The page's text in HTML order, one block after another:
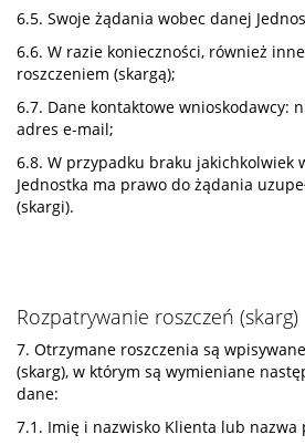
6.5. Swoje żądania wobec danej
6.6. W razie konieczności, również
roszczeniem (skargą);
6.7. Dane kontaktowe wnioskodawcy:
adres e-mail;
6.8. W przypadku braku jakichkolwiek
Jednostka ma prawo do żądania
(skargi).
Rozpatrywanie roszczeń (skarg)
7. Otrzymane roszczenia są
(skarg), w którym są wymieniane
dane:
7.1. Imię i nazwisko Klienta lub nazwa